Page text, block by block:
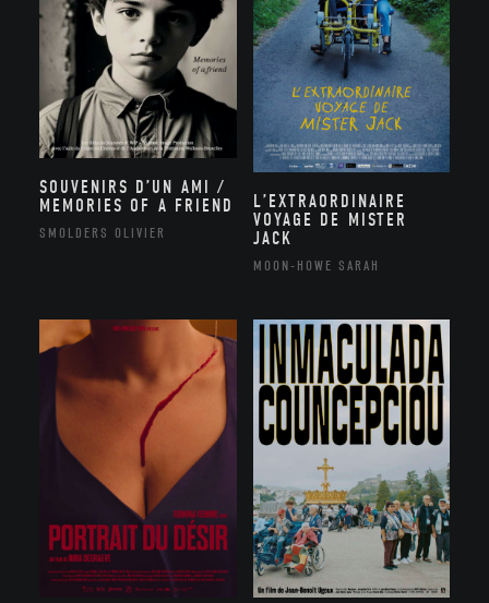
SOUVENIRS D’UN AMI /
MEMORIES OF A FRIEND
SMOLDERS OLIVIER
L’EXTRAORDINAIRE
VOYAGE DE MISTER
JACK
MOON-HOWE SARAH